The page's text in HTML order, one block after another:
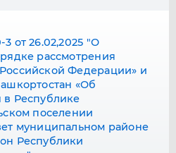
от 26.02,2025 "О
рассмотрения
Федерации» и
«Об
Республике
поселении
муниципальном районе
Республики